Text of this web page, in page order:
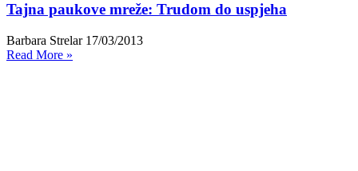
Tajna paukove mreže: Trudom do uspjeha
Barbara Strelar 17/03/2013
Read More »